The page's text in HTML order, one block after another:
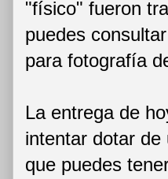
"físico" fueron
puedes consultar
para fotografía
La entrega de
intentar dotar
que puedes